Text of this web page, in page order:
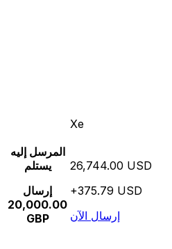
Xe
المرسل إليه
يستلم
إرسال
20,000.00
GBP
26,744.00 USD
+375.79 USD
إرسال الآن